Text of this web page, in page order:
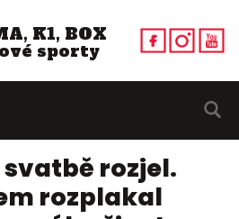
K1, BOX
sporty
rozjel.
rozplakal